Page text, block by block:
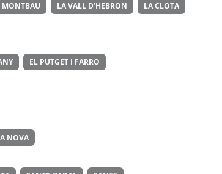
MONTBAU LA VALL D’HEBRON
LA CLOTA
EL PUTGET I FARRO
NOVA